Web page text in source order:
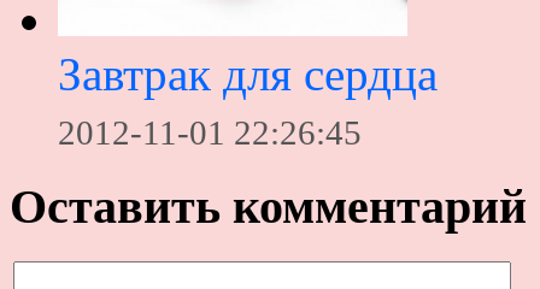
Завтрак для сердца
2012-11-01 22:26:45
Оставить комментарий